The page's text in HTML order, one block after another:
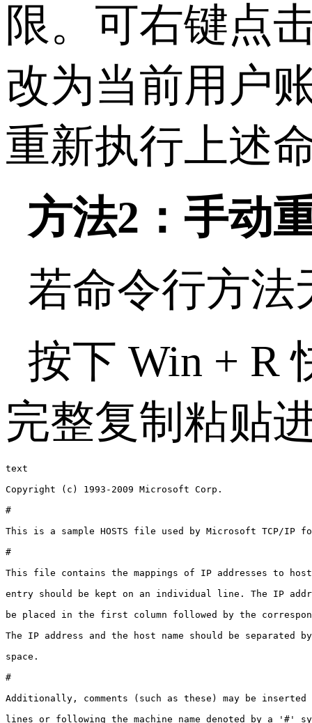
限。可右键点
改为当前用户
重新执行上述
方法2 ：手动
若命令行方法
按下 Win + R
完整复制粘贴
text
Copyright (c) 1993-2009 Microsoft Corp.
#
This is a sample HOSTS file used by Microsoft TCP/IP
#
This file contains the mappings of IP addresses to host
entry should be kept on an individual line. The IP
be placed in the first column followed by the
The IP address and the host name should be separated
space.
#
Additionally, comments (such as these) may be
lines or following the machine name denoted by a '#'